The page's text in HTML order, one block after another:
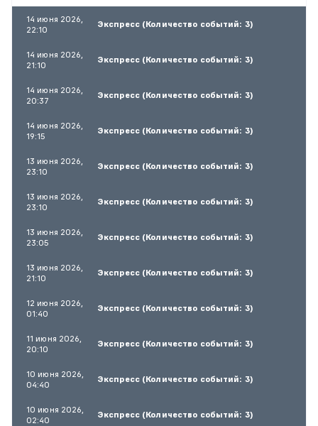
14 июня 2026,
22:10
Экспресс (Количество событий: 3)
14 июня 2026,
21:10
Экспресс (Количество событий: 3)
14 июня 2026,
20:37
Экспресс (Количество событий: 3)
14 июня 2026,
19:15
Экспресс (Количество событий: 3)
13 июня 2026,
23:10
Экспресс (Количество событий: 3)
13 июня 2026,
23:10
Экспресс (Количество событий: 3)
13 июня 2026,
23:05
Экспресс (Количество событий: 3)
13 июня 2026,
21:10
Экспресс (Количество событий: 3)
12 июня 2026,
01:40
Экспресс (Количество событий: 3)
11 июня 2026,
20:10
Экспресс (Количество событий: 3)
10 июня 2026,
04:40
Экспресс (Количество событий: 3)
10 июня 2026,
02:40
Экспресс (Количество событий: 3)